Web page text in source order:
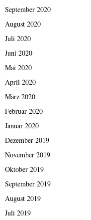
September 2020
August 2020
Juli 2020
Juni 2020
Mai 2020
April 2020
März 2020
Februar 2020
Januar 2020
Dezember 2019
November 2019
Oktober 2019
September 2019
August 2019
Juli 2019